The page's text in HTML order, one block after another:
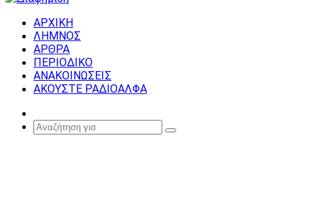
ΑΡΧΙΚΗ
ΛΗΜΝΟΣ
ΑΡΘΡΑ
ΠΕΡΙΟΔΙΚΟ
ΑΝΑΚΟΙΝΩΣΕΙΣ
ΑΚΟΥΣΤΕ ΡΑΔΙΟΑΛΦΑ
Article
Αναζήτηση